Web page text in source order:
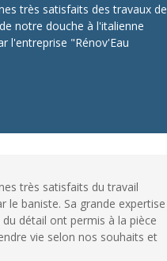
très satisfaits des travaux de
notre douche à l'italienne
l'entreprise "Rénov'Eau
très satisfaits du travail
le baniste. Sa grande expertise
détail ont permis à la pièce
vie selon nos souhaits et